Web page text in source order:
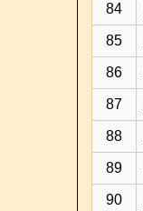
84
85
86
87
88
89
90